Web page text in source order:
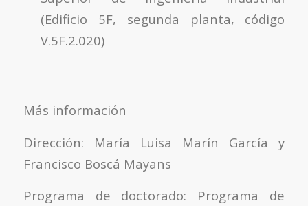
(Edificio 5F, segunda planta, código
V.5F.2.020)
Más información
Dirección: María Luisa Marín García y
Francisco Boscá Mayans
Programa de doctorado: Programa de